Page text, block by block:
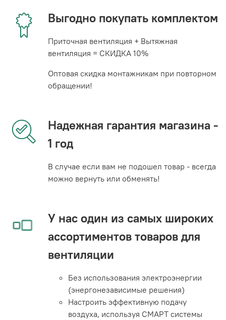
Выгодно покупать комплектом
Приточная вентиляция + Вытяжная
вентиляция = СКИДКА 10%
Оптовая скидка монтажникам при повторном
обращении!
Надежная гарантия магазина -
1 год
В случае если вам не подошел товар - всегда
можно вернуть или обменять!
У нас один из самых широких
ассортиментов товаров для
вентиляции
Без использования электроэнергии
(энергонезависимые решения)
Настроить эффективную подачу
воздуха, используя СМАРТ системы